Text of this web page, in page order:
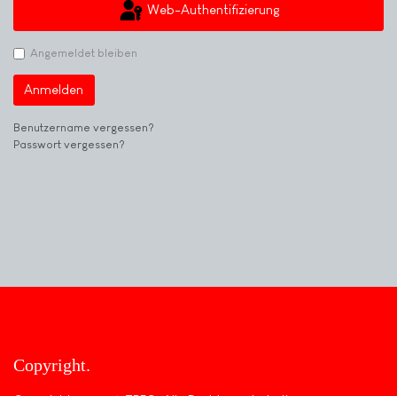
Web-Authentifizierung
Angemeldet bleiben
Anmelden
Benutzername vergessen?
Passwort vergessen?
Copyright